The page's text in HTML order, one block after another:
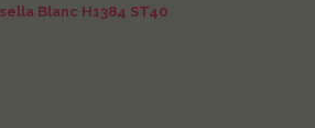
Blanc H1384 ST40